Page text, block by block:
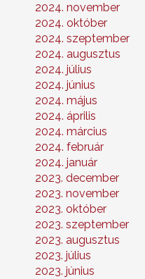
2024. november
2024. október
2024. szeptember
2024. augusztus
2024. július
2024. június
2024. május
2024. április
2024. március
2024. február
2024. január
2023. december
2023. november
2023. október
2023. szeptember
2023. augusztus
2023. július
2023. június